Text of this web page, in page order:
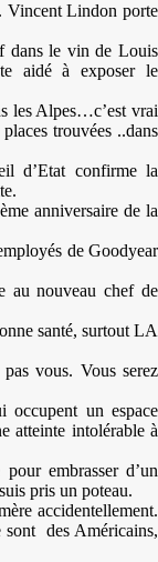
Vincent Lindon porte
dans le vin de Louis
aidé à exposer le
les Alpes…c’est vrai
trouvées ..dans
d’Etat confirme la
anniversaire de la
de Goodyear
au nouveau chef de
santé, surtout LA
vous. Vous serez
un espace
atteinte intolérable à
embrasser d’un
pris un poteau.
accidentellement.
sont des Américains,